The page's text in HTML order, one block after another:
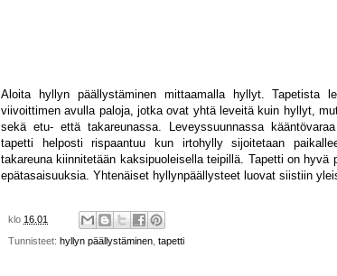
Aloita hyllyn päällystäminen mittaamalla hyllyt. Tapetista
viivoittimen avulla paloja, jotka ovat yhtä leveitä kuin hyllyt,
sekä etu- että takareunassa. Leveyssuunnassa
tapetti helposti rispaantuu kun irtohylly sijoitetaan
takareuna kiinnitetään kaksipuoleisella teipillä. Tapetti on hyvä
epätasaisuuksia. Yhtenäiset hyllynpäällysteet luovat siistiin
klo 16.01
Tunnisteet: hyllyn päällystäminen tapetti